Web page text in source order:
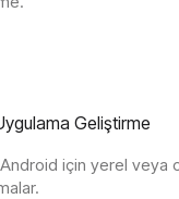
Geliştirme
için yerel